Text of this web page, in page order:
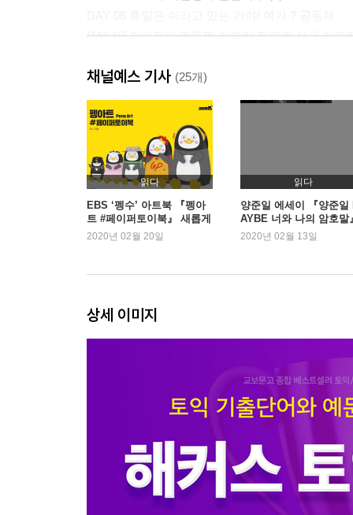
DAY 07 지속적인 맨투맨 마케팅 전략의 성공 마케
DAY 09 열성 직원들이 회사와 나라의 경제를 살린
DAY 10 온라인 쇼핑의 고수는 나! 쇼핑
신토익 실전문제 1
DAY 11 신념이 담긴 창조적 제품을 개발하다 제품
DAY 12 대량생산의 산업사회도 인간이 주도한다?
DAY 13 고객은 왕이다 고객서비스
DAY 14 여행가서 선물 샀다는데 뭐가 문제야? 여
DAY 15 모로 가도 계약만 성사되면 오케이! 계약
DAY 19 과연 로봇보다 높은 수익을 낼 수 있을까?
DAY 20 회사의 경비 절감을 위해 자원을 잘 활용합
DAY 21 자유로운 분위기 속에서 일하고 싶어요 회
DAY 22 회의로 해결되지 않는 핫 이슈 미팅
DAY 23 입장 바꿔 생각해본 워크숍 사원복지
DAY 24 승진이란 남용할 수 있는 권력을 가지게
DAY 25 심각한 교통 문제도 데이트를 막을 순 없다
DAY 26 은행 잔고와 효도는 반비례한다 은행
채널예스 기사 (25개)
읽다
EBS ‘펭수’ 아트북 『펭아
트 #페이퍼토이북』 새롭게
1위 등극
2020년 02월 20일
읽다
양준일 에세이 『양준일
AYBE 너와 나의 암호말
2주 연속 1위
2020년 02월 13일
상세 이미지